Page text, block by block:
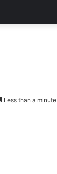
Less than a minute